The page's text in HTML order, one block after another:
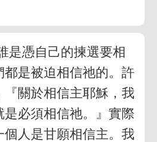
是憑自己的揀選要相
都是被迫相信祂的。許
『關於相信主耶穌，我
是必須相信祂。』實際
個人是甘願相信主。我